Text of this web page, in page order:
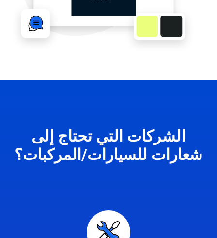
الشركات التي تحتاج إلى
شعارات للسيارات/المركبات؟